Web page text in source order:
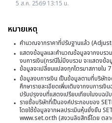
16.50 บาท
70 โต 19-22% เคาะราคาเป้าหม
5 ส.ค. 2569 13:15 น.
หมายเหตุ
คำนวณจากราคาที่ปรับฐานแล้ว
แสดงข้อมูลและคำนวณข้อมูลจากงบรว
งบการเงิน(กรณีไม่มีงบรวม จะแสดงข้
ข้อมูลจะเปลี่ยนแปลงทุกไตรมาสภายใน
ข้อมูลงบการเงิน เป็นข้อมูลตามที่บริษั
ศึกษารายละเอียดเพิ่มเติมจากงบการเ
ปรับปรุงงบที่แสดงเปรียบเทียบในงบฉบั
รายชื่อบริษัทที่เป็นองค์ประกอบของ
โดยใช้ข้อมูลจากผลประเมินหุ้นยั่งยืน
www.set.or.th (สงวนลิขสิทธิ์โดย ตลา